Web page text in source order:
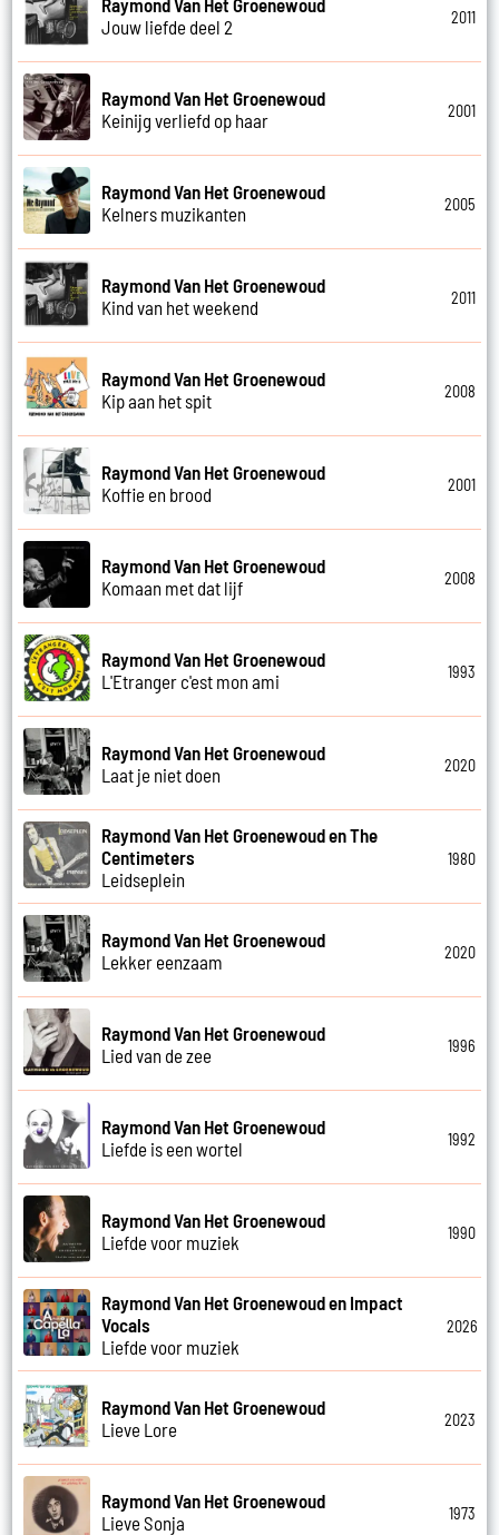
Jouw liefde deel 2
2011
Raymond Van Het Groenewoud
Keinijg verliefd op haar
2001
Raymond Van Het Groenewoud
Kelners muzikanten
2005
Raymond Van Het Groenewoud
Kind van het weekend
2011
Raymond Van Het Groenewoud
Kip aan het spit
2008
Raymond Van Het Groenewoud
Koffie en brood
2001
Raymond Van Het Groenewoud
Komaan met dat lijf
2008
Raymond Van Het Groenewoud
L'Etranger c'est mon ami
1993
Raymond Van Het Groenewoud
Laat je niet doen
2020
Raymond Van Het Groenewoud en The
Centimeters
Leidseplein
1980
Raymond Van Het Groenewoud
Lekker eenzaam
2020
Raymond Van Het Groenewoud
Lied van de zee
1996
Raymond Van Het Groenewoud
Liefde is een wortel
1992
Raymond Van Het Groenewoud
Liefde voor muziek
1990
Raymond Van Het Groenewoud en Impact
Vocals
Liefde voor muziek
2026
Raymond Van Het Groenewoud
Lieve Lore
2023
Raymond Van Het Groenewoud
Lieve Sonja
1973